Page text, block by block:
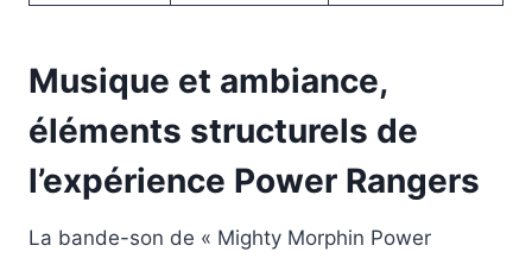
Musique et ambiance,
éléments structurels de
l’expérience Power Rangers
La bande-son de « Mighty Morphin Power